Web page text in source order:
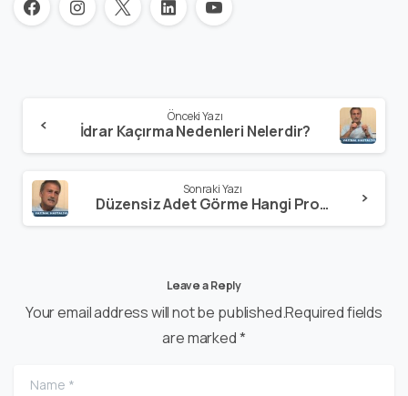
Önceki Yazı
İdrar Kaçırma Nedenleri Nelerdir?
Sonraki Yazı
Düzensiz Adet Görme Hangi Problemlere Yol Açabilir?
Leave a Reply
Your email address will not be published.Required fields
are marked *
Name